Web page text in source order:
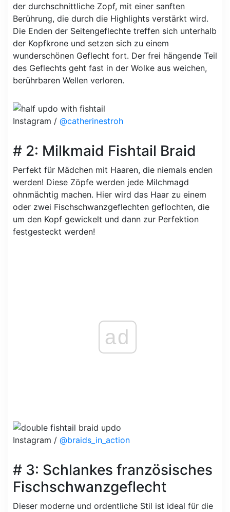
der durchschnittliche Zopf, mit einer sanften
Berührung, die durch die Highlights verstärkt wird.
Die Enden der Seitengeflechte treffen sich unterhalb
der Kopfkrone und setzen sich zu einem
wunderschönen Geflecht fort. Der frei hängende Teil
des Geflechts geht fast in der Wolke aus weichen,
berührbaren Wellen verloren.
Instagram / @catherinestroh
# 2: Milkmaid Fishtail Braid
Perfekt für Mädchen mit Haaren, die niemals enden
werden! Diese Zöpfe werden jede Milchmagd
ohnmächtig machen. Hier wird das Haar zu einem
oder zwei Fischschwanzgeflechten geflochten, die
um den Kopf gewickelt und dann zur Perfektion
festgesteckt werden!
ad
Instagram / @braids_in_action
# 3: Schlankes französisches
Fischschwanzgeflecht
Dieser moderne und ordentliche Stil ist ideal für die